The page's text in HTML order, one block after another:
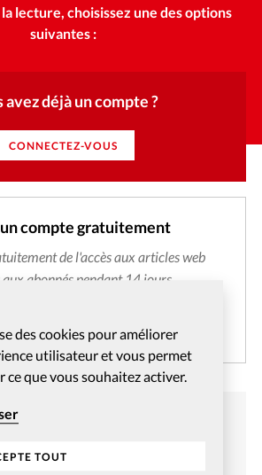
des cookies pour améliorer
utilisateur et vous permet
ce que vous souhaitez activer.
TOUT
lecture, choisissez une des options
suivantes :
avez déjà un compte ?
CONNECTEZ-VOUS
compte gratuitement
de l'accès aux articles web
aux abonnés pendant 14 jours.
CRÉER MON COMPTE